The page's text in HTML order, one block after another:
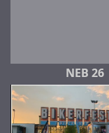
NEB 26